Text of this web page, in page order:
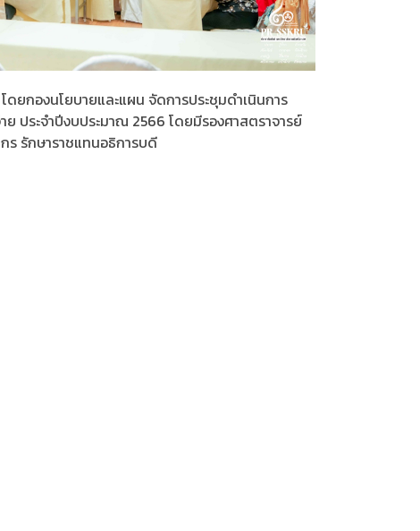
ดยกองนโยบายและแผน จัดการประชุมดำเนินการ
ย ประจำปีงบประมาณ 2566 โดยมีรองศาสตราจารย์
ร รักษาราชแทนอธิการบดี